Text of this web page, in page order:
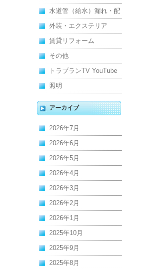
水道管（給水）漏れ・配
管
外装・エクステリア
賃貸リフォーム
その他
トラブランTV YouTube
照明
アーカイブ
2026年7月
2026年6月
2026年5月
2026年4月
2026年3月
2026年2月
2026年1月
2025年10月
2025年9月
2025年8月